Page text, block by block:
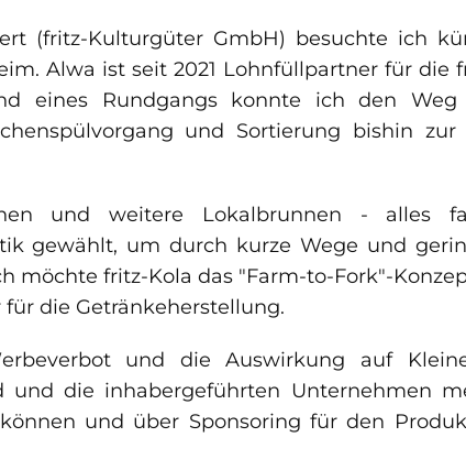
(fritz-Kulturgüter GmbH) besuchte ich
Alwa ist seit 2021 Lohnfüllpartner für die
eines Rundgangs konnte ich den
und Sortierung bishin
und weitere Lokalbrunnen - alles
gewählt, um durch kurze Wege und
möchte fritz-Kola das "Farm-to-Fork"-
die Getränkeherstellung.
und die Auswirkung auf
die inhabergeführten Unternehmen
und über Sponsoring für den